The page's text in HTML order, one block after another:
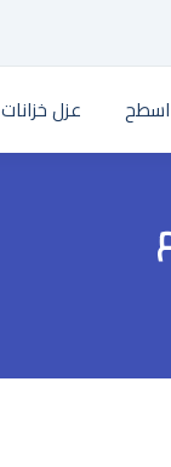
اسطح عزل خزانات